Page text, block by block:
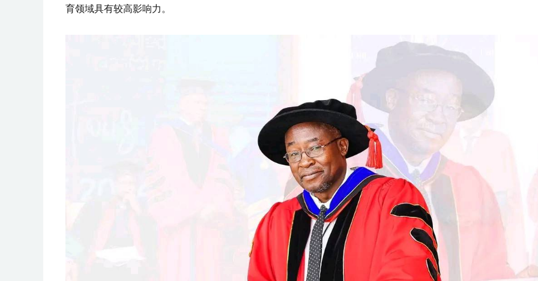
育领域具有较高影响力。